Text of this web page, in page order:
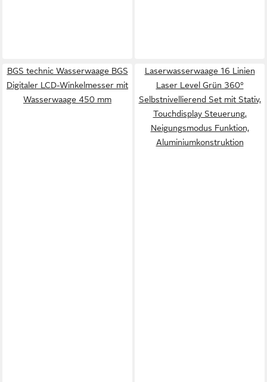
BGS technic Wasserwaage BGS
Digitaler LCD-Winkelmesser mit
Wasserwaage 450 mm
Laserwasserwaage 16 Linien
Laser Level Grün 360°
Selbstnivellierend Set mit Stativ,
Touchdisplay Steuerung,
Neigungsmodus Funktion,
Aluminiumkonstruktion